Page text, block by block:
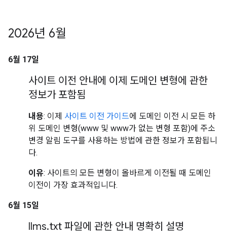
2026년 6월
6월 17일
사이트 이전 안내에 이제 도메인 변형에 관한
정보가 포함됨
내용: 이제 사이트 이전 가이드에 도메인 이전 시 모든 하
위 도메인 변형(www 및 www가 없는 변형 포함)에 주소
변경 알림 도구를 사용하는 방법에 관한 정보가 포함됩니
다.
이유: 사이트의 모든 변형이 올바르게 이전될 때 도메인
이전이 가장 효과적입니다.
6월 15일
llms.txt 파일에 관한 안내 명확히 설명